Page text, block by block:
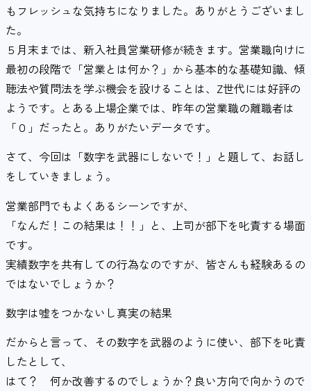
もフレッシュな気持ちになりました。ありがとうございまし
た。
５月末までは、新入社員営業研修が続きます。営業職向けに
最初の段階で「営業とは何か？」から基本的な基礎知識、傾
聴法や質問法を学ぶ機会を設けることは、Z世代には好評の
ようです。とある上場企業では、昨年の営業職の離職者は
「０」だったと。ありがたいデータです。
さて、今回は「数字を武器にしないで！」と題して、お話し
をしていきましょう。
営業部門でもよくあるシーンですが、
「なんだ！この結果は！！」と、上司が部下を叱責する場面
です。
実績数字を共有しての行為なのですが、皆さんも経験あるの
ではないでしょうか？
数字は嘘をつかないし真実の結果
だからと言って、その数字を武器のように使い、部下を叱責
したとして、
はて？ 何か改善するのでしょうか？良い方向で向かうので